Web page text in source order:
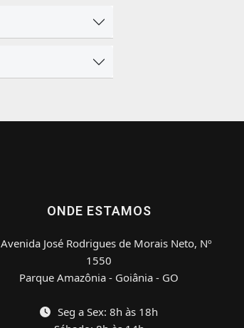
ONDE ESTAMOS
Avenida José Rodrigues de Morais Neto, Nº
1550
Parque Amazônia - Goiânia - GO
Seg a Sex: 8h às 18h